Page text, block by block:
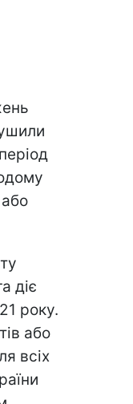
діє
року.
або
всіх